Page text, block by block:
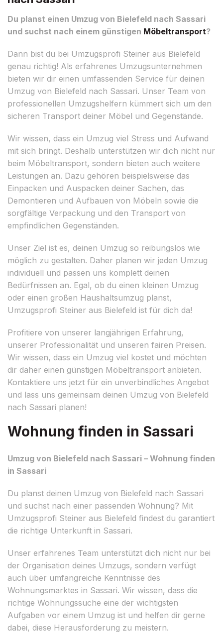
Du planst einen Umzug von Bielefeld nach Sassari
und suchst nach einem günstigen Möbeltransport?
Dann bist du bei Umzugsprofi Steiner aus Bielefeld
genau richtig! Als erfahrenes Umzugsunternehmen
bieten wir dir einen umfassenden Service für deinen
Umzug von Bielefeld nach Sassari. Unser Team von
professionellen Umzugshelfern kümmert sich um den
sicheren Transport deiner Möbel und Gegenstände.
Wir wissen, dass ein Umzug viel Stress und Aufwand
mit sich bringt. Deshalb unterstützen wir dich nicht nur
beim Möbeltransport, sondern bieten auch weitere
Leistungen an. Dazu gehören beispielsweise das
Einpacken und Auspacken deiner Sachen, das
Demontieren und Aufbauen von Möbeln sowie die
sorgfältige Verpackung und den Transport von
empfindlichen Gegenständen.
Unser Ziel ist es, deinen Umzug so reibungslos wie
möglich zu gestalten. Daher planen wir jeden Umzug
individuell und passen uns komplett deinen
Bedürfnissen an. Egal, ob du einen kleinen Umzug
oder einen großen Haushaltsumzug planst,
Umzugsprofi Steiner aus Bielefeld ist für dich da!
Profitiere von unserer langjährigen Erfahrung,
unserer Professionalität und unseren fairen Preisen.
Wir wissen, dass ein Umzug viel kostet und möchten
dir daher einen günstigen Möbeltransport anbieten.
Kontaktiere uns jetzt für ein unverbindliches Angebot
und lass uns gemeinsam deinen Umzug von Bielefeld
nach Sassari planen!
Wohnung finden in Sassari
Umzug von Bielefeld nach Sassari – Wohnung finden
in Sassari
Du planst deinen Umzug von Bielefeld nach Sassari
und suchst nach einer passenden Wohnung? Mit
Umzugsprofi Steiner aus Bielefeld findest du garantiert
die richtige Unterkunft in Sassari.
Unser erfahrenes Team unterstützt dich nicht nur bei
der Organisation deines Umzugs, sondern verfügt
auch über umfangreiche Kenntnisse des
Wohnungsmarktes in Sassari. Wir wissen, dass die
richtige Wohnungssuche eine der wichtigsten
Aufgaben vor einem Umzug ist und helfen dir gerne
dabei, diese Herausforderung zu meistern.